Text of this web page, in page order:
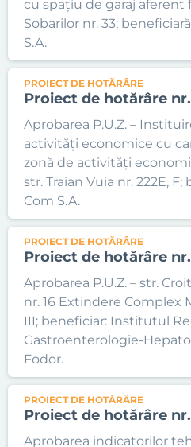
cu spațiu de garaj aferent
Sobarilor nr. 33;
S.A.
PROIECT DE HOTĂRÂRE
Proiect de hotărâre
Aprobarea P.U.Z. –
activități economice cu
zonă de activități
str. Traian Vuia nr. 222E, F;
Com S.A.
PROIECT DE HOTĂRÂRE
Proiect de hotărâre
Aprobarea P.U.Z. – str.
nr. 16 Extindere Complex
III; beneficiar: Institutul
Gastroenterologie-
Fodor.
PROIECT DE HOTĂRÂRE
Proiect de hotărâre
Aprobarea indicatorilor